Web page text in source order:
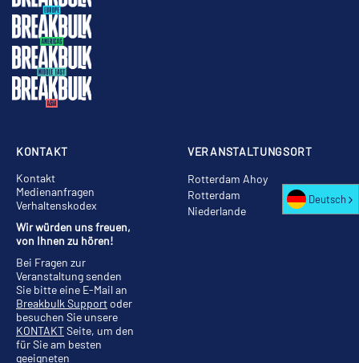
VERANSTALTUNGSORT
Rotterdam Ahoy
Rotterdam
Niederlande
KONTAKT
Kontakt
Medienanfragen
Verhaltenskodex
Wir würden uns freuen,
von Ihnen zu hören!
Bei Fragen zur
Veranstaltung senden
Sie bitte eine E-Mail an
Breakbulk Supportoder
besuchen Sie unsere
KONTAKTSeite, um den
für Sie am besten
geeigneten
Deutsch